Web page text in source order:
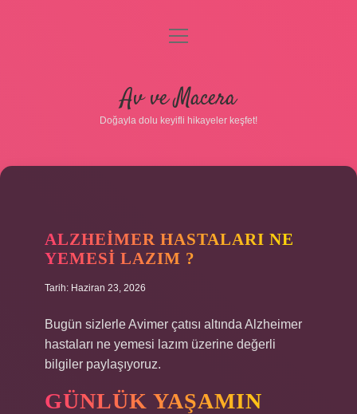
Gizlilik Politikası
Hakkımızda
menüyü
Av ve Macera
Doğayla dolu keyifli hikayeler keşfet!
ALZHEIMER HASTALARI NE
YEMESI LAZIM ?
Tarih: Haziran 23, 2026
Bugün sizlerle Avimer çatısı altında Alzheimer
hastaları ne yemesi lazım üzerine değerli
bilgiler paylaşıyoruz.
GÜNLÜK YAŞAMIN